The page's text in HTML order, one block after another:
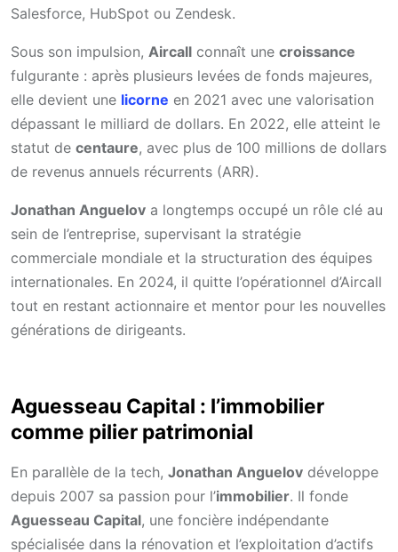
Salesforce, HubSpot ou Zendesk.
Sous son impulsion, Aircall connaît une croissance
fulgurante : après plusieurs levées de fonds majeures,
elle devient une licorne en 2021 avec une valorisation
dépassant le milliard de dollars. En 2022, elle atteint le
statut de centaure, avec plus de 100 millions de dollars
de revenus annuels récurrents (ARR).
Jonathan Anguelov a longtemps occupé un rôle clé au
sein de l’entreprise, supervisant la stratégie
commerciale mondiale et la structuration des équipes
internationales. En 2024, il quitte l’opérationnel d’Aircall
tout en restant actionnaire et mentor pour les nouvelles
générations de dirigeants.
Aguesseau Capital : l’immobilier
comme pilier patrimonial
En parallèle de la tech, Jonathan Anguelov développe
depuis 2007 sa passion pour l’immobilier. Il fonde
Aguesseau Capital, une foncière indépendante
spécialisée dans la rénovation et l’exploitation d’actifs